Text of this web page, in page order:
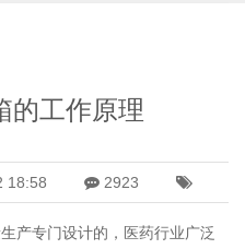
的工作原理
18:58 2923
产专门设计的，医药行业广泛